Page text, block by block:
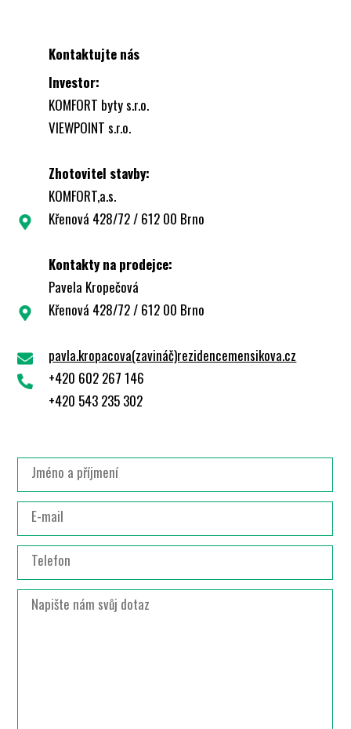
Kontaktujte nás
Investor:
KOMFORT byty s.r.o.
VIEWPOINT s.r.o.
Zhotovitel stavby:
KOMFORT,a.s.
Křenová 428/72 / 612 00 Brno
Kontakty na prodejce:
Pavela Kropečová
Křenová 428/72 / 612 00 Brno
pavla.kropacova(zavináč)rezidencemensikova.cz
+420 602 267 146
+420 543 235 302